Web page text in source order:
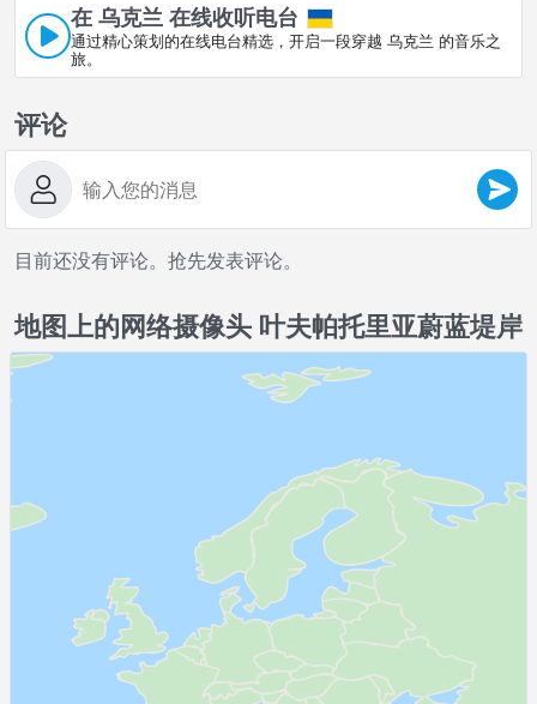
在 乌克兰 在线收听电台
通过精心策划的在线电台精选，开启一段穿越 乌克兰 的音乐之
旅。
评论
目前还没有评论。抢先发表评论。
地图上的网络摄像头 叶夫帕托里亚蔚蓝堤岸